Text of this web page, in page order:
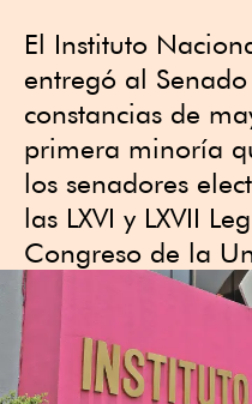
El Instituto
entregó al
constancias de
primera minoría
los senadores
las LXVI y LXVII
Congreso de la